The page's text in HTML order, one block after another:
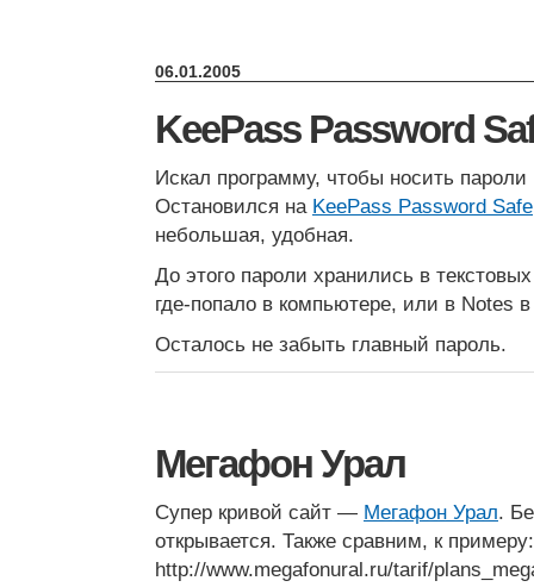
06.01.2005
KeePass Password
Искал программу, чтобы носить
Остановился на KeePass Password Safe
небольшая, удобная.
До этого пароли хранились в
где-попало в компьютере, или в Notes
Осталось не забыть главный пароль.
Мегафон Урал
Супер кривой сайт — Мегафон Урал.
открывается. Также сравним, к примеру:
http://www.megafonural.ru/tarif/